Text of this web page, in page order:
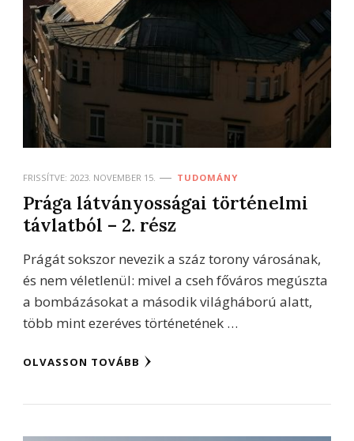
FRISSÍTVE: 2023. NOVEMBER 15. TUDOMÁNY
Prága látványosságai történelmi
távlatból – 2. rész
Prágát sokszor nevezik a száz torony városának,
és nem véletlenül: mivel a cseh főváros megúszta
a bombázásokat a második világháború alatt,
több mint ezeréves történetének …
OLVASSON TOVÁBB